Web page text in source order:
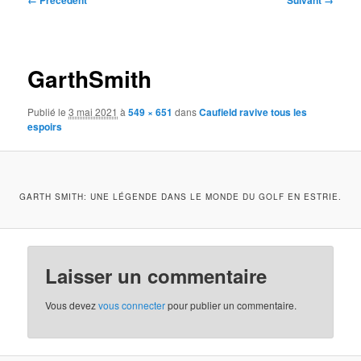
GarthSmith
Publié le3 mai 2021 à549 × 651 dansCaufield ravive tous les
espoirs
GARTH SMITH: UNE LÉGENDE DANS LE MONDE DU GOLF EN ESTRIE.
Laisser un commentaire
Vous devezvous connecterpour publier un commentaire.